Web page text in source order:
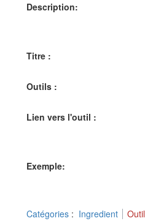
Description:
Titre :
Outils :
Lien vers l'outil :
Exemple:
Catégories : Ingredient Outil